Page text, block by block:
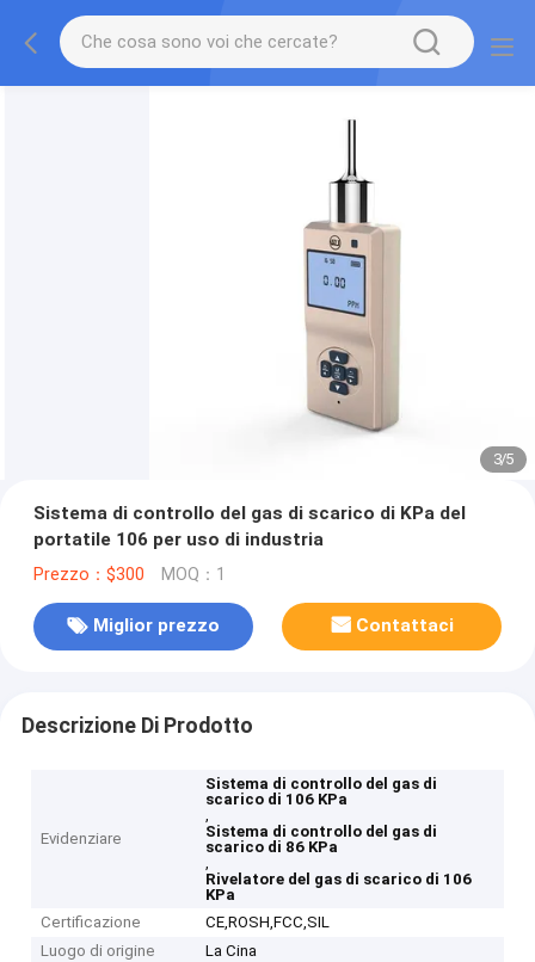
3/5
Sistema di controllo del gas di scarico di KPa del
portatile 106 per uso di industria
Prezzo：$300 MOQ：1
Miglior prezzo Contattaci
Descrizione Di Prodotto
Evidenziare
Sistema di controllo del gas di
scarico di 106 KPa
,
Sistema di controllo del gas di
scarico di 86 KPa
,
Rivelatore del gas di scarico di 106
KPa
Certificazione
CE,ROSH,FCC,SIL
Luogo di origine
La Cina